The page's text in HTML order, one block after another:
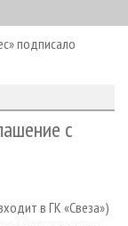
подписало
с
в ГК «Свеза»)